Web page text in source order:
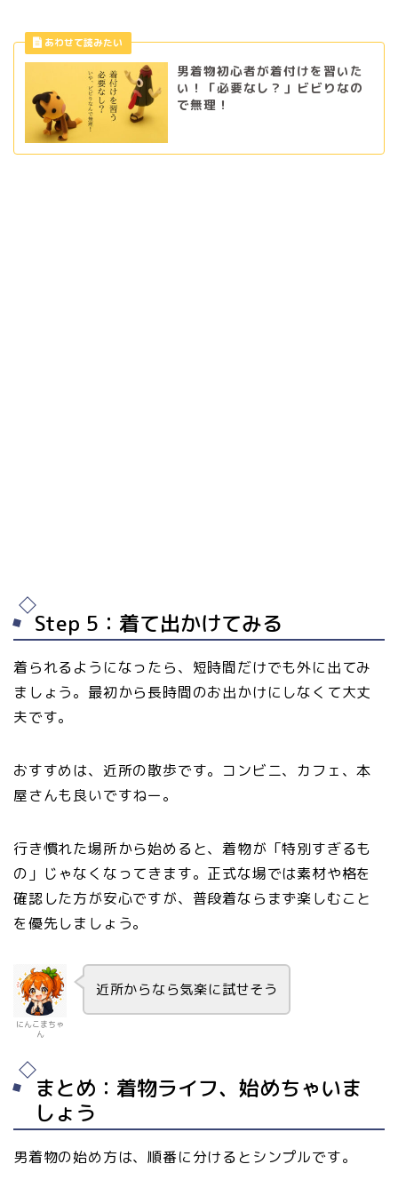
男着物初心者が着付けを習いた
い！「必要なし？」ビビりなの
で無理！
Step 5：着て出かけてみる
着られるようになったら、短時間だけでも外に出てみ
ましょう。最初から長時間のお出かけにしなくて大丈
夫です。
おすすめは、近所の散歩です。コンビニ、カフェ、本
屋さんも良いですねー。
行き慣れた場所から始めると、着物が「特別すぎるも
の」じゃなくなってきます。正式な場では素材や格を
確認した方が安心ですが、普段着ならまず楽しむこと
を優先しましょう。
にんこまちゃ
ん
近所からなら気楽に試せそう
まとめ：着物ライフ、始めちゃいま
しょう
男着物の始め方は、順番に分けるとシンプルです。